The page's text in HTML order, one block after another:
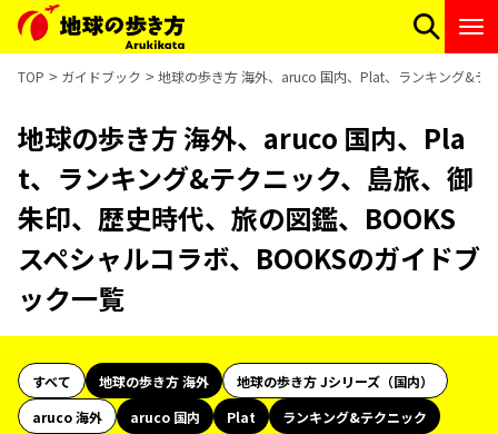
TOP ガイドブック 地球の歩き方 海外、aruco 国内、Plat、ランキング&テ
地球の歩き方 海外、aruco 国内、Pla
t、ランキング&テクニック、島旅、御
朱印、歴史時代、旅の図鑑、BOOKS
スペシャルコラボ、BOOKSのガイドブ
ック一覧
すべて 地球の歩き方 海外
地球の歩き方 Jシリーズ（国内）
aruco 海外
aruco 国内 Plat
ランキング&テクニック